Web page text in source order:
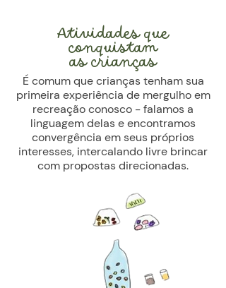
Atividades que
conquistam
as crianças
É comum que crianças tenham sua
primeira experiência de mergulho em
recreação conosco - falamos a
linguagem delas e encontramos
convergência em seus próprios
interesses, intercalando livre brincar
com propostas direcionadas.